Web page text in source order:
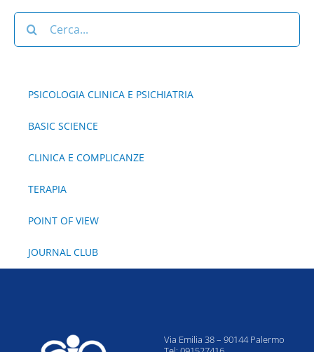
Cerca
per:
PSICOLOGIA CLINICA E PSICHIATRIA
BASIC SCIENCE
CLINICA E COMPLICANZE
TERAPIA
POINT OF VIEW
JOURNAL CLUB
Via Emilia 38 – 90144 Palermo